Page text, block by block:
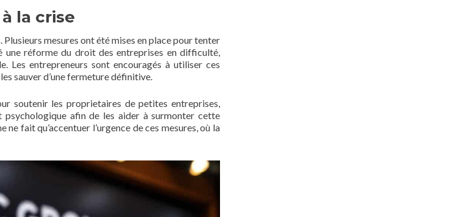
la crise
mesures ont été mises en place pour tenter
une réforme du droit des entreprises en difficulté,
Les entrepreneurs sont encouragés à utiliser ces
sauver d’une fermeture définitive.
soutenir les proprietaires de petites entreprises,
psychologique afin de les aider à surmonter cette
fait qu’accentuer l’urgence de ces mesures, où la